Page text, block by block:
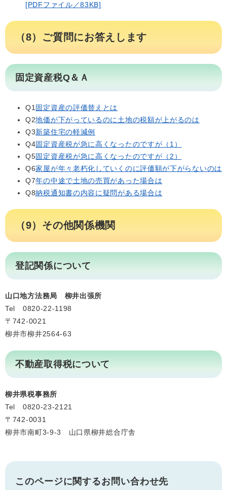
[PDFファイル／83KB]
（8）ご質問にお答えします
固定資産税Q＆Ａ
Q1 固定資産の評価替えとは
Q2地価が下がっているのに土地の税額が上がるのは
Q3新築住宅の軽減例
Q4固定資産税が急に高くなったのですが（1）
Q5固定資産税が急に高くなったのですが（2）
Q6家屋が年々老朽化していくのに評価額が下がらないのは
Q7年の中途で土地の売買があった場合は
Q8納税通知書の内容に疑問がある場合は
（9）その他関係機関
登記関係について
山口地方法務局 柳井出張所
Tel 0820-22-1198
〒742-0021
柳井市柳井2564-63
不動産取得税について
柳井県税事務所
Tel 0820-23-2121
〒742-0031
柳井市南町3-9-3 山口県柳井総合庁舎
このページに関するお問い合わせ先